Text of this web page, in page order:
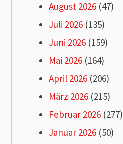
August 2026 (47)
Juli 2026 (135)
Juni 2026 (159)
Mai 2026 (164)
April 2026 (206)
März 2026 (215)
Februar 2026 (277)
Januar 2026 (50)